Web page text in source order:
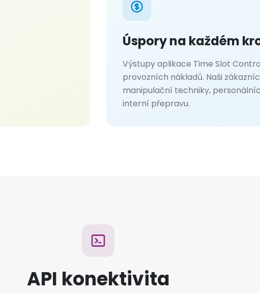
Úspory na každém
Výstupy aplikace Time Slot
provozních nákladů. Naši
manipulační techniky,
interní přepravu.
API konektivita